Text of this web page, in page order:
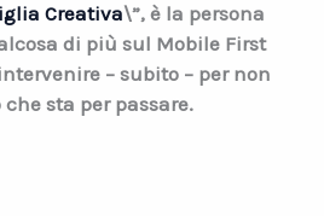
Creativa\”, è la persona
di più sul Mobile First
– subito – per non
sta per passare.